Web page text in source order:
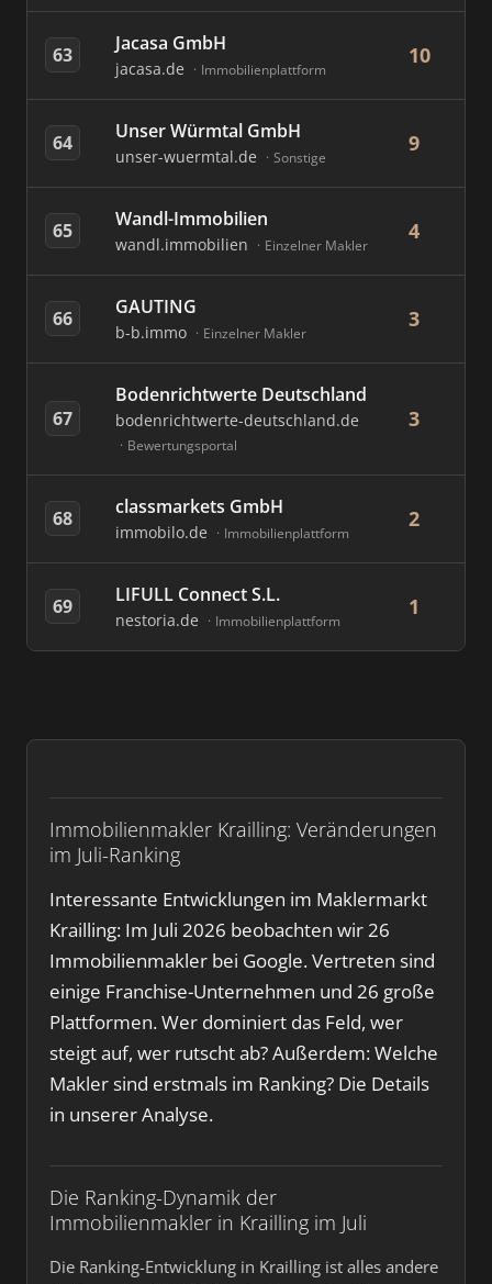
Immobilienmakler Krailling: Veränderungen
im Juli-Ranking
Interessante Entwicklungen im Maklermarkt
Krailling: Im Juli 2026 beobachten wir 26
Immobilienmakler bei Google. Vertreten sind
einige Franchise-Unternehmen und 26 große
Plattformen. Wer dominiert das Feld, wer
steigt auf, wer rutscht ab? Außerdem: Welche
Makler sind erstmals im Ranking? Die Details
in unserer Analyse.
Die Ranking-Dynamik der
Immobilienmakler in Krailling im Juli
Die Ranking-Entwicklung in Krailling ist alles andere
63 Jacasa GmbH
jacasa.de Immobilienplattform
10
64 Unser Würmtal GmbH
unser-wuermtal.de Sonstige
9
65 Wandl-Immobilien
wandl.immobilien Einzelner Makler
4
66 GAUTING
b-b.immo Einzelner Makler
3
67
Bodenrichtwerte Deutschland
bodenrichtwerte-deutschland.de
Bewertungsportal
3
68 classmarkets GmbH
immobilo.de Immobilienplattform
2
69 LIFULL Connect S.L.
nestoria.de Immobilienplattform
1